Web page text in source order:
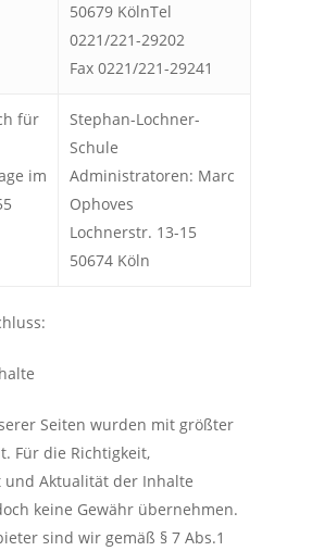
50679 KölnTel
0221/221-29202
Fax 0221/221-29241
für
im
Stephan-Lochner-
Schule
Administratoren: Marc
Ophoves
Lochnerstr. 13-15
50674 Köln
Seiten wurden mit größter
Für die Richtigkeit,
und Aktualität der Inhalte
keine Gewähr übernehmen.
sind wir gemäß § 7 Abs.1